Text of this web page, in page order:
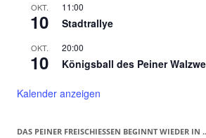
OKT.
10
11:00
Stadtrallye
OKT.
10
20:00
Königsball des Peiner
Kalender anzeigen
DAS PEINER FREISCHIESSEN BEGINNT WIEDER IN ...